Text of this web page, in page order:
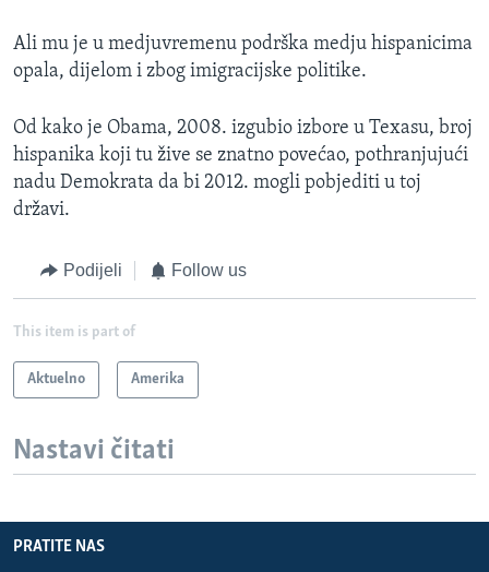
Ali mu je u medjuvremenu podrška medju hispanicima
opala, dijelom i zbog imigracijske politike.
Od kako je Obama, 2008. izgubio izbore u Texasu, broj
hispanika koji tu žive se znatno povećao, pothranjujući
nadu Demokrata da bi 2012. mogli pobjediti u toj
državi.
Podijeli Follow us
This item is part of
Aktuelno Amerika
Nastavi čitati
PRATITE NAS